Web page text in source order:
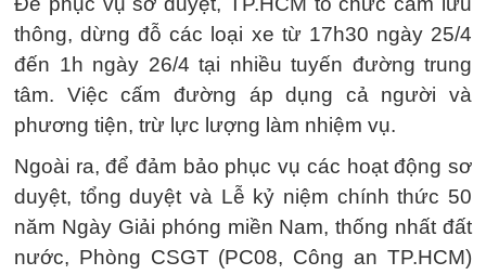
thông, dừng đỗ các loại xe từ 17h30 ngày 25/4
đến 1h ngày 26/4 tại nhiều tuyến đường trung
tâm. Việc cấm đường áp dụng cả người và
phương tiện, trừ lực lượng làm nhiệm vụ.
Ngoài ra, để đảm bảo phục vụ các hoạt động sơ
duyệt, tổng duyệt và Lễ kỷ niệm chính thức 50
năm Ngày Giải phóng miền Nam, thống nhất đất
nước, Phòng CSGT (PC08, Công an TP.HCM)